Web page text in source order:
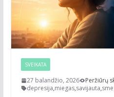
SVEIKATA
27 balandžio, 2026
Peržiūrų
depresija,miegas,savijauta,